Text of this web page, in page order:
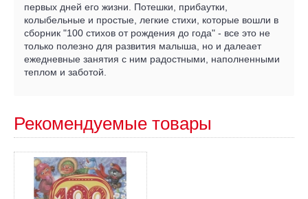
первых дней его жизни. Потешки, прибаутки,
колыбельные и простые, легкие стихи, которые вошли в
сборник "100 стихов от рождения до года" - все это не
только полезно для развития малыша, но и далеает
ежедневные занятия с ним радостными, наполненными
теплом и заботой.
Рекомендуемые товары